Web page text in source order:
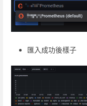
匯入成功後樣子